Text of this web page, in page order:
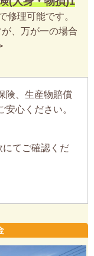
修理可能です。
、万が一の場合
険、生産物賠償
心ください。
てご確認くだ